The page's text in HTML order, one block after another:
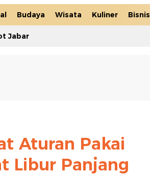
Budaya Wisata Kuliner Bisnis
Jabar
Aturan Pakai
Libur Panjang